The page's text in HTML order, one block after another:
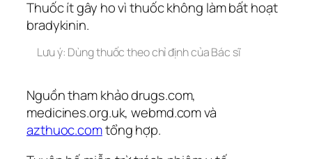
Thuốc ít gây ho vì thuốc không làm bất hoạt
bradykinin.
Lưu ý: Dùng thuốc theo chỉ định của Bác sĩ
Nguồn tham khảo drugs.com,
medicines.org.uk, webmd.com và
azthuoc.comtổng hợp.